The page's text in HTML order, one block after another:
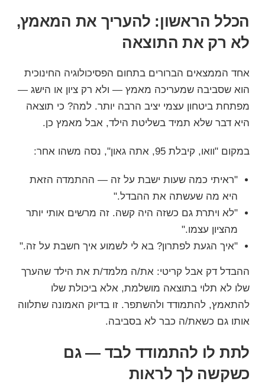
הכלל הראשון: להעריך את המאמץ,
לא רק את התוצאה
אחד הממצאים הברורים בתחום הפסיכולוגיה החינוכית
הוא שסביבה שמעריכה מאמץ — ולא רק ציון או הישג —
מפתחת ביטחון עצמי יציב הרבה יותר. למה? כי תוצאה
היא דבר שלא תמיד בשליטת הילד, אבל מאמץ כן.
במקום "וואו, קיבלת 95, אתה גאון", נסה משהו אחר:
"ראיתי כמה שעות ישבת על זה — ההתמדה הזאת
היא מה שעשתה את ההבדל."
"לא ויתרת גם כשזה היה קשה. זה מרשים אותי יותר
מהציון עצמו."
"איך הגעת לפתרון? בא לי לשמוע איך חשבת על זה."
ההבדל דק אבל קריטי: את/ה מלמד/ת את הילד שהערך
שלו לא תלוי בתוצאה מושלמת, אלא ביכולת שלו
להתאמץ, להתמודד ולהשתפר. זו בדיוק האמונה שתלווה
אותו גם כשאת/ה כבר לא בסביבה.
לתת לו להתמודד לבד — גם
כשקשה לך לראות